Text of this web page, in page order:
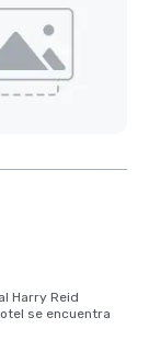
Harry Reid
se encuentra